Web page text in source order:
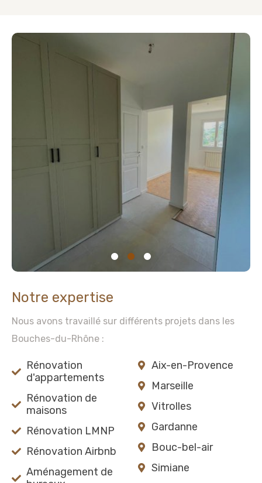
Notre expertise
Nous avons travaillé sur différents projets dans les
Bouches-du-Rhône :
Rénovation
d'appartements
Rénovation de
maisons
Rénovation LMNP
Rénovation Airbnb
Aménagement de
Aix-en-Provence
Marseille
Vitrolles
Gardanne
Bouc-bel-air
Simiane